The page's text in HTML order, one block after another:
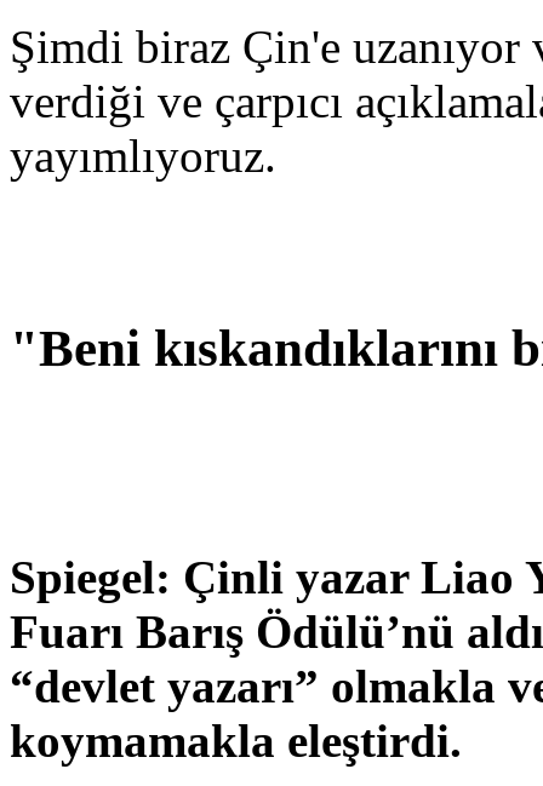
Şimdi biraz Çin'e uzanıyor
verdiği ve çarpıcı
yayımlıyoruz.
"Beni
Spiegel: Çinli yazar Liao
Fuarı Barış Ödülü’nü
“devlet yazarı” olmakla
koymamakla eleştirdi.